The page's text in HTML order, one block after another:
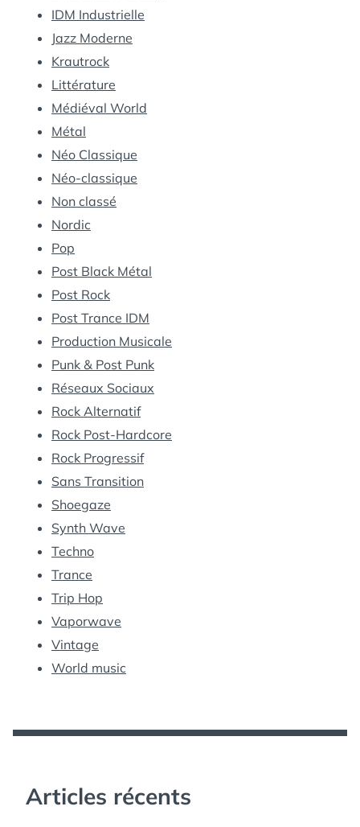
IDM Industrielle
Jazz Moderne
Krautrock
Littérature
Médiéval World
Métal
Néo Classique
Néo-classique
Non classé
Nordic
Pop
Post Black Métal
Post Rock
Post Trance IDM
Production Musicale
Punk & Post Punk
Réseaux Sociaux
Rock Alternatif
Rock Post-Hardcore
Rock Progressif
Sans Transition
Shoegaze
Synth Wave
Techno
Trance
Trip Hop
Vaporwave
Vintage
World music
Articles récents